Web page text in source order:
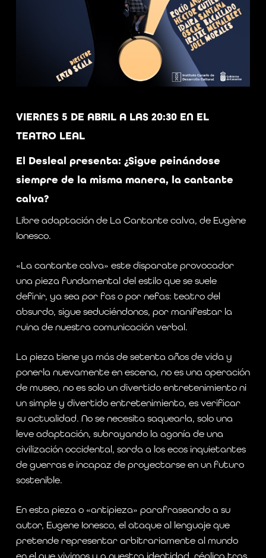
VIERNES 5 DE ABRIL A LAS 20:30 EN EL
TEATRO LEAL
El Desleal presenta: ¿Sigue peinándose
siempre de la misma manera, la cantante
calva?
Libre adaptación de La Cantante calva, de Eugène
Ionesco.
«La cantante calva» este disparate provocador
una pieza fundamental del estilo que se suele
definir, ya sea por fas o por nefas: teatro del
absurdo, sigue seduciéndonos, por manifestar la
ruina de nuestra comunicación verbal.
La pieza tiene ya más de setenta años de vida y
ponerla nuevamente en escena, no es una operación
de museo, no es solo un divertido entretenimiento ni
un simple y divertido entretenimiento, es verificar
su actualidad. No se necesita saquearla, solo una
leve adaptación, subrayando la agonía de una
civilización occidental, sorda a los ecos inquietantes
de guerras e incapaz de proyectarse en un futuro
sostenible.
En esta pieza o «antipieza» parafraseando a su
autor, Eugene Ionesco, el ataque al lenguaje que
pretende representar arbitrariamente al mundo
en el que vivimos y a nuestra identidad, réplica tras